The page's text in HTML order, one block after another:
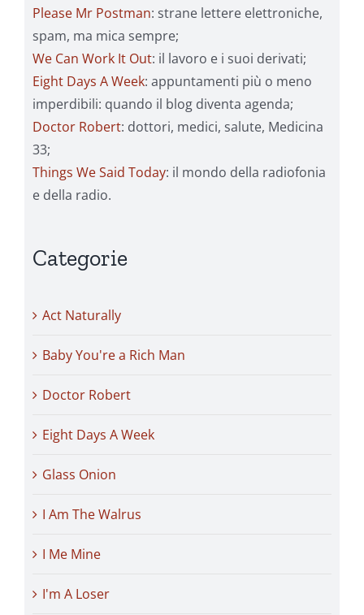
Please Mr Postman: strane lettere elettroniche,
spam, ma mica sempre;
We Can Work It Out: il lavoro e i suoi derivati;
Eight Days A Week: appuntamenti più o meno
imperdibili: quando il blog diventa agenda;
Doctor Robert: dottori, medici, salute, Medicina
33;
Things We Said Today: il mondo della radiofonia
e della radio.
Categorie
Act Naturally
Baby You're a Rich Man
Doctor Robert
Eight Days A Week
Glass Onion
I Am The Walrus
I Me Mine
I'm A Loser